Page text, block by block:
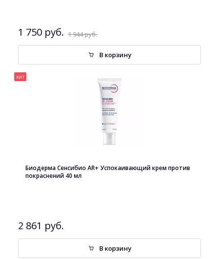
1 750 руб. 1 944 руб.
В корзину
хит
Биодерма Сенсибио AR+ Успокаивающий крем против
покраснений 40 мл
2 861 руб.
В корзину